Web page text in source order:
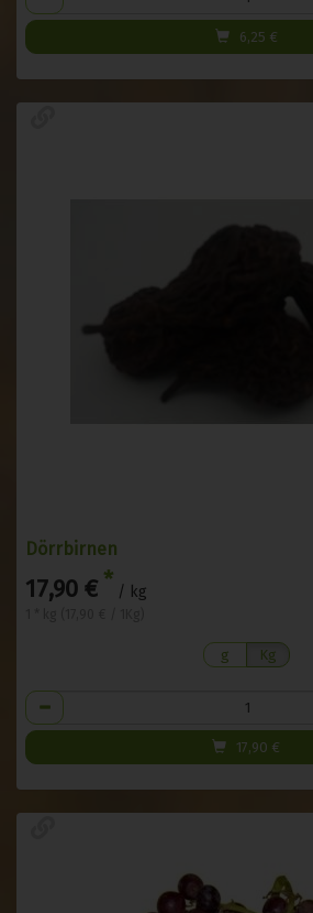
6,25 €
Dörrbirnen
17,90 € * / kg
g Kg
Anzahl
17,90 €